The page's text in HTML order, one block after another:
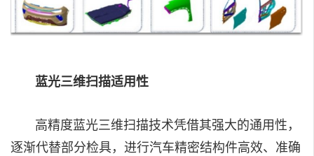
蓝光三维扫描适用性
高精度蓝光三维扫描技术凭借其强大的通用性，
逐渐代替部分检具，进行汽车精密结构件高效、准确